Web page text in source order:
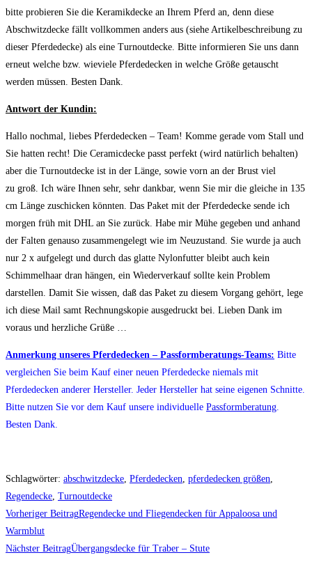
bitte probieren Sie die Keramikdecke an Ihrem Pferd an, denn diese
Abschwitzdecke fällt vollkommen anders aus (siehe Artikelbeschreibung zu
dieser Pferdedecke) als eine Turnoutdecke. Bitte informieren Sie uns dann
erneut welche bzw. wieviele Pferdedecken in welche Größe getauscht
werden müssen. Besten Dank.
Antwort der Kundin:
Hallo nochmal, liebes Pferdedecken – Team! Komme gerade vom Stall und
Sie hatten recht! Die Ceramicdecke passt perfekt (wird natürlich behalten)
aber die Turnoutdecke ist in der Länge, sowie vorn an der Brust viel
zu groß. Ich wäre Ihnen sehr, sehr dankbar, wenn Sie mir die gleiche in 135
cm Länge zuschicken könnten. Das Paket mit der Pferdedecke sende ich
morgen früh mit DHL an Sie zurück. Habe mir Mühe gegeben und anhand
der Falten genauso zusammengelegt wie im Neuzustand. Sie wurde ja auch
nur 2 x aufgelegt und durch das glatte Nylonfutter bleibt auch kein
Schimmelhaar dran hängen, ein Wiederverkauf sollte kein Problem
darstellen. Damit Sie wissen, daß das Paket zu diesem Vorgang gehört, lege
ich diese Mail samt Rechnungskopie ausgedruckt bei. Lieben Dank im
voraus und herzliche Grüße …
Anmerkung unseres Pferdedecken – Passformberatungs-Teams: Bitte
vergleichen Sie beim Kauf einer neuen Pferdedecke niemals mit
Pferdedecken anderer Hersteller. Jeder Hersteller hat seine eigenen Schnitte.
Bitte nutzen Sie vor dem Kauf unsere individuelle Passformberatung.
Besten Dank.
Schlagwörter: abschwitzdecke, Pferdedecken, pferdedecken größen,
Regendecke, Turnoutdecke
Weitere
Artikel
ansehen
Vorheriger BeitragRegendecke und Fliegendecken für Appaloosa und
Warmblut
Nächster BeitragÜbergangsdecke für Traber – Stute